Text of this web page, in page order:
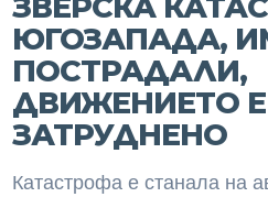
ЮГОЗАПАДА,
ПОСТРАДАЛИ,
ДВИЖЕНИЕТО Е
ЗАТРУДНЕНО
Катастрофа е станала на